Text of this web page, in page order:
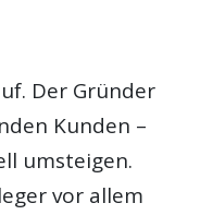
Der Gründer
Kunden –
umsteigen.
vor allem